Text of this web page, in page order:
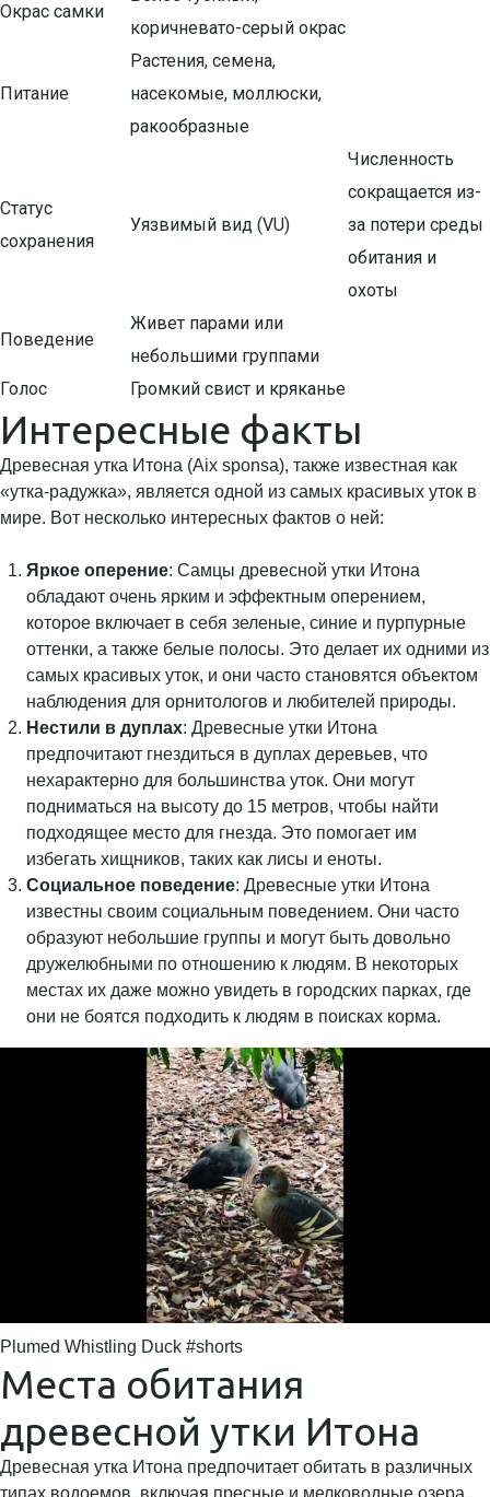
Окрас самки
коричневато-серый окрас
Питание
Растения, семена,
насекомые, моллюски,
ракообразные
Статус
сохранения
Уязвимый вид (VU)
Численность
сокращается из-
за потери среды
обитания и
охоты
Поведение
Живет парами или
небольшими группами
Голос
Громкий свист и кряканье
Интересные факты
Древесная утка Итона (Aix sponsa), также известная как
«утка-радужка», является одной из самых красивых уток в
мире. Вот несколько интересных фактов о ней:
Яркое оперение: Самцы древесной утки Итона
обладают очень ярким и эффектным оперением,
которое включает в себя зеленые, синие и пурпурные
оттенки, а также белые полосы. Это делает их одними из
самых красивых уток, и они часто становятся объектом
наблюдения для орнитологов и любителей природы.
Нестили в дуплах: Древесные утки Итона
предпочитают гнездиться в дуплах деревьев, что
нехарактерно для большинства уток. Они могут
подниматься на высоту до 15 метров, чтобы найти
подходящее место для гнезда. Это помогает им
избегать хищников, таких как лисы и еноты.
Социальное поведение: Древесные утки Итона
известны своим социальным поведением. Они часто
образуют небольшие группы и могут быть довольно
дружелюбными по отношению к людям. В некоторых
местах их даже можно увидеть в городских парках, где
они не боятся подходить к людям в поисках корма.
Plumed Whistling Duck #shorts
Места обитания
древесной утки Итона
Древесная утка Итона предпочитает обитать в различных
типах водоемов, включая пресные и мелководные озера,